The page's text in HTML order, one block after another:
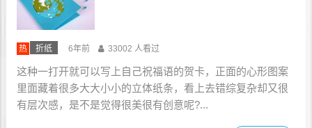
热 折纸 6年前 33002 人看过
这种一打开就可以写上自己祝福语的贺卡，正面的心形图案
里面藏着很多大大小小的立体纸条，看上去错综复杂却又很
有层次感，是不是觉得很美很有创意呢?...